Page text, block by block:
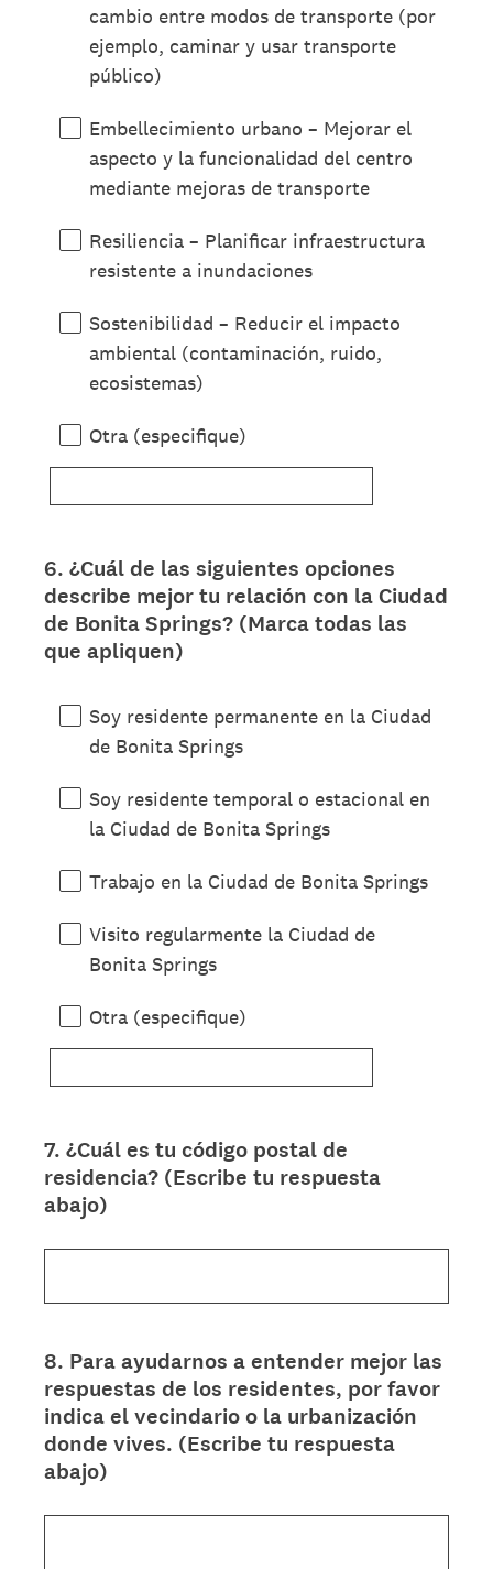
cambio entre modos de transporte (por
ejemplo, caminar y usar transporte
público)
Embellecimiento urbano – Mejorar el
aspecto y la funcionalidad del centro
mediante mejoras de transporte
Resiliencia – Planificar infraestructura
resistente a inundaciones
Sostenibilidad – Reducir el impacto
ambiental (contaminación, ruido,
ecosistemas)
Otra (especifique)
Question
Title
6. ¿Cuál de las siguientes opciones
describe mejor tu relación con la Ciudad
de Bonita Springs? (Marca todas las
que apliquen)
Soy residente permanente en la Ciudad
de Bonita Springs
Soy residente temporal o estacional en
la Ciudad de Bonita Springs
Trabajo en la Ciudad de Bonita Springs
Visito regularmente la Ciudad de
Bonita Springs
Otra (especifique)
Question
Title
7. ¿Cuál es tu código postal de
residencia? (Escribe tu respuesta
abajo)
Question
Title
8. Para ayudarnos a entender mejor las
respuestas de los residentes, por favor
indica el vecindario o la urbanización
donde vives. (Escribe tu respuesta
abajo)